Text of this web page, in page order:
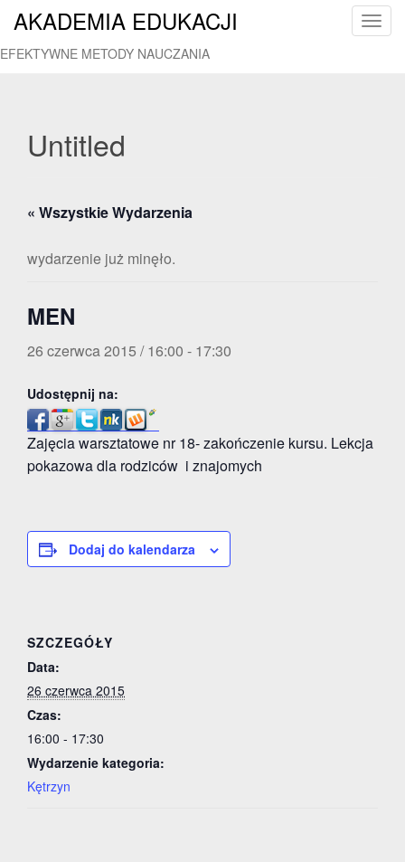
T
AKADEMIA EDUKACJI
EFEKTYWNE METODY NAUCZANIA
Untitled
« Wszystkie Wydarzenia
wydarzenie już minęło.
MEN
26 czerwca 2015 / 16:00 - 17:30
Udostępnij na:
Zajęcia warsztatowe nr 18- zakończenie kursu. Lekcja
pokazowa dla rodziców i znajomych
Dodaj do kalendarza
SZCZEGÓŁY
Data:
26 czerwca 2015
Czas:
16:00 - 17:30
Wydarzenie kategoria:
Kętrzyn